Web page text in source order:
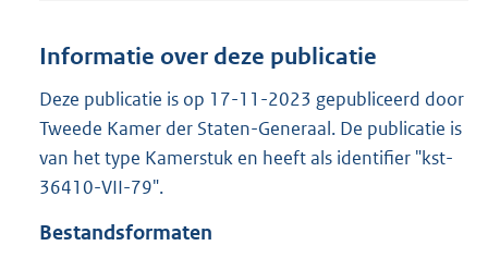
n
s
r
o
Informatie over deze publicatie
Deze publicatie is op 17-11-2023 gepubliceerd door
Tweede Kamer der Staten-Generaal. De publicatie is
van het type Kamerstuk en heeft als identifier "kst-
36410-VII-79".
Bestandsformaten